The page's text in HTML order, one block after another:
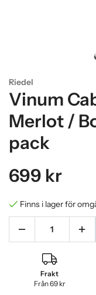
Riedel
Vinum
Merlot /
pack
699 kr
Finns i lager för
Frakt
Från 69 kr